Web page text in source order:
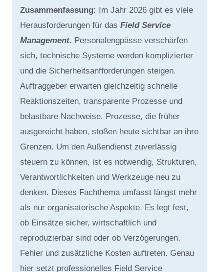
Zusammenfassung: Im Jahr 2026 gibt es viele
Herausforderungen für das Field Service
Management. Personalengpässe verschärfen
sich, technische Systeme werden komplizierter
und die Sicherheitsanfforderungen steigen.
Auftraggeber erwarten gleichzeitig schnelle
Reaktionszeiten, transparente Prozesse und
belastbare Nachweise. Prozesse, die früher
ausgereicht haben, stoßen heute sichtbar an ihre
Grenzen. Um den Außendienst zuverlässig
steuern zu können, ist es notwendig, Strukturen,
Verantwortlichkeiten und Werkzeuge neu zu
denken. Dieses Fachthema umfasst längst mehr
als nur organisatorische Aspekte. Es legt fest,
ob Einsätze sicher, wirtschaftlich und
reproduzierbar sind oder ob Verzögerungen,
Fehler und zusätzliche Kosten auftreten. Genau
hier setzt professionelles Field Service